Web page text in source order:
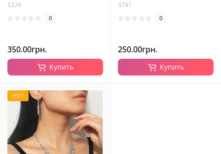
5226
0
350.00грн.
Купить
3741
0
250.00грн.
Купить
HOT